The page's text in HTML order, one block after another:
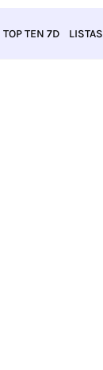
TOP TEN 7D LISTAS